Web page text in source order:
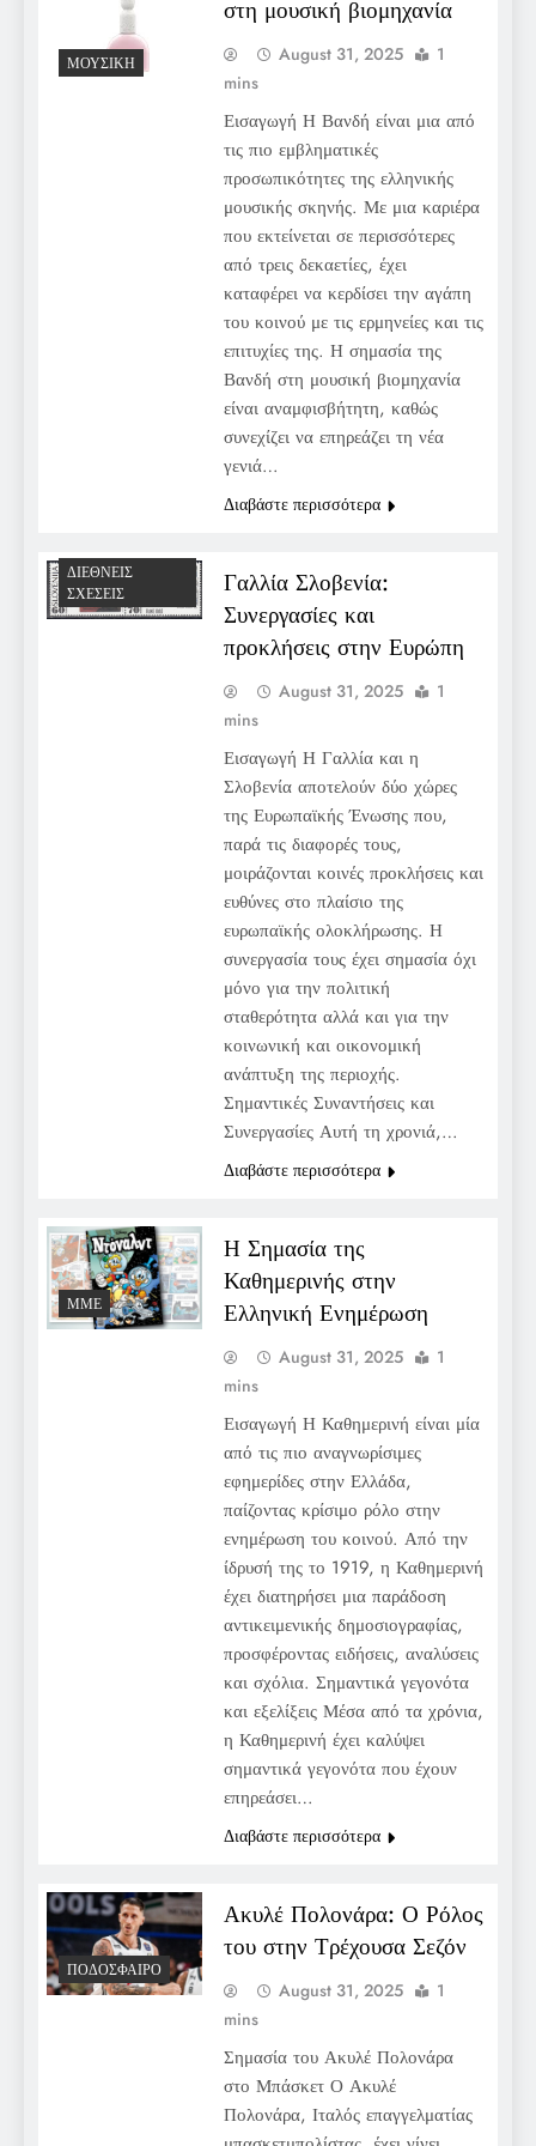
ΜΟΥΣΙΚΉ
στη μουσική βιομηχανία
August 31, 2025
1
mins
Εισαγωγή Η Βανδή είναι μια από
τις πιο εμβληματικές
προσωπικότητες της ελληνικής
μουσικής σκηνής. Με μια καριέρα
που εκτείνεται σε περισσότερες
από τρεις δεκαετίες, έχει
καταφέρει να κερδίσει την αγάπη
του κοινού με τις ερμηνείες και τις
επιτυχίες της. Η σημασία της
Βανδή στη μουσική βιομηχανία
είναι αναμφισβήτητη, καθώς
συνεχίζει να επηρεάζει τη νέα
γενιά…
Διαβάστε περισσότερα
ΔΙΕΘΝΕΊΣ
ΣΧΈΣΕΙΣ
Γαλλία Σλοβενία:
Συνεργασίες και
προκλήσεις στην Ευρώπη
August 31, 2025
1
mins
Εισαγωγή Η Γαλλία και η
Σλοβενία αποτελούν δύο χώρες
της Ευρωπαϊκής Ένωσης που,
παρά τις διαφορές τους,
μοιράζονται κοινές προκλήσεις και
ευθύνες στο πλαίσιο της
ευρωπαϊκής ολοκλήρωσης. Η
συνεργασία τους έχει σημασία όχι
μόνο για την πολιτική
σταθερότητα αλλά και για την
κοινωνική και οικονομική
ανάπτυξη της περιοχής.
Σημαντικές Συναντήσεις και
Συνεργασίες Αυτή τη χρονιά,…
Διαβάστε περισσότερα
ΜΜΕ
Η Σημασία της
Καθημερινής στην
Ελληνική Ενημέρωση
August 31, 2025
1
mins
Εισαγωγή Η Καθημερινή είναι μία
από τις πιο αναγνωρίσιμες
εφημερίδες στην Ελλάδα,
παίζοντας κρίσιμο ρόλο στην
ενημέρωση του κοινού. Από την
ίδρυσή της το 1919, η Καθημερινή
έχει διατηρήσει μια παράδοση
αντικειμενικής δημοσιογραφίας,
προσφέροντας ειδήσεις, αναλύσεις
και σχόλια. Σημαντικά γεγονότα
και εξελίξεις Μέσα από τα χρόνια,
η Καθημερινή έχει καλύψει
σημαντικά γεγονότα που έχουν
επηρεάσει…
Διαβάστε περισσότερα
ΠΟΔΌΣΦΑΙΡΟ
Ακυλέ Πολονάρα: Ο Ρόλος
του στην Τρέχουσα Σεζόν
August 31, 2025
1
mins
Σημασία του Ακυλέ Πολονάρα
στο Μπάσκετ Ο Ακυλέ
Πολονάρα, Ιταλός επαγγελματίας